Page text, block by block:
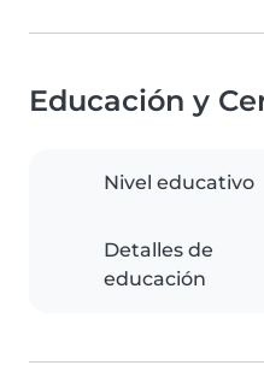
Educación y
Nivel educativo
Detalles de
educación